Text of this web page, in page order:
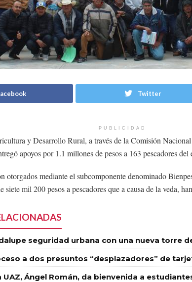
Twitter
PUBLICIDAD
y Desarrollo Rural, a través de la Comisión
apoyos por 1.1 millones de pesos a 163 pescadores del
otorgados mediante el subcomponente denominado
siete mil 200 pesos a pescadores que a causa de la veda,
seguridad urbana con una nueva torre
a dos presuntos “desplazadores” de
UAZ, Ángel Román, da bienvenida a